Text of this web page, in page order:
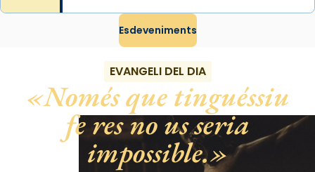
Esdeveniments
EVANGELI DEL DIA
Només que tinguéssiu
fe res no us seria
impossible.